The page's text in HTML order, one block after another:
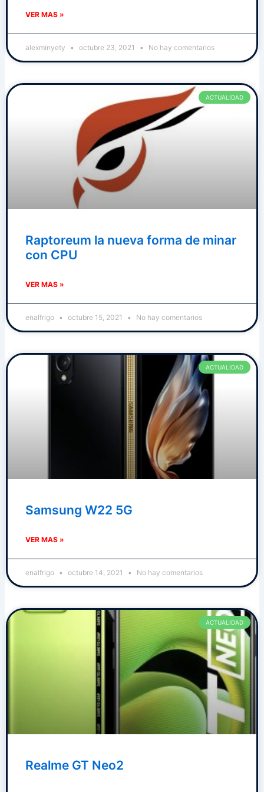
VER MAS »
alexminyety octubre 23, 2021 No hay comentarios
ACTUALIDAD
Raptoreum la nueva forma de minar
con CPU
VER MAS »
enalfrigo octubre 15, 2021 No hay comentarios
ACTUALIDAD
Samsung W22 5G
VER MAS »
enalfrigo octubre 14, 2021 No hay comentarios
ACTUALIDAD
Realme GT Neo2